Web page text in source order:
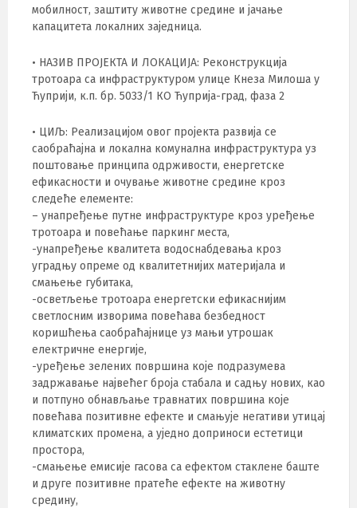
мобилност, заштиту животне средине и јачање
капацитета локалних заједница.
• НАЗИВ ПРОЈЕКТА И ЛОКАЦИЈА: Реконструкција
тротоара са инфраструктуром улице Кнеза Милоша у
Ћуприји, к.п. бр. 5033/1 КО Ћуприја-град, фаза 2
• ЦИЉ: Реализацијом овог пројекта развија се
саобраћајна и локална комунална инфраструктура уз
поштовање принципа одрживости, енергетске
ефикасности и очување животне средине кроз
следеће елементе:
– унапређење путне инфраструктуре кроз уређење
тротоара и повећање паркинг места,
-унапређење квалитета водоснабдевања кроз
уградњу опреме од квалитетнијих материјала и
смањење губитака,
-осветљење тротоара енергетски ефикаснијим
светлосним изворима повећава безбедност
коришћења саобраћајнице уз мањи утрошак
електричне енергије,
-уређење зелених површина које подразумева
задржавање највећег броја стабала и садњу нових, као
и потпуно обнављање травнатих површина које
повећава позитивне ефекте и смањује негативи утицај
климатских промена, а уједно доприноси естетици
простора,
-смањење емисије гасова са ефектом стаклене баште
и друге позитивне пратеће ефекте на животну
средину,